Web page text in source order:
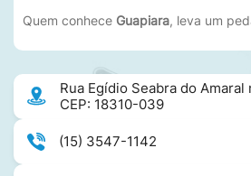
Quem conhece Guapiara, leva um
Rua Egídio Seabra do Amaral
CEP: 18310-039
(15) 3547-1142